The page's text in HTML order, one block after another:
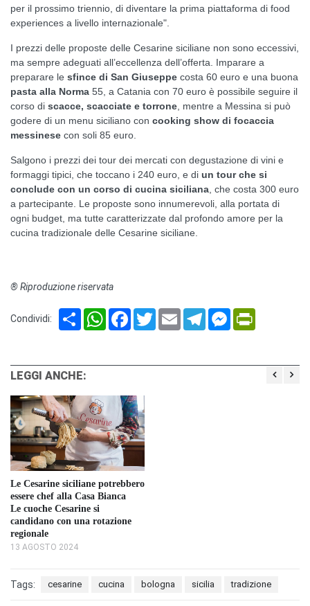
per il prossimo triennio, di diventare la prima piattaforma di food
experiences a livello internazionale".
I prezzi delle proposte delle Cesarine siciliane non sono eccessivi,
ma sempre adeguati all’eccellenza dell’offerta. Imparare a
preparare le sfince di San Giuseppe costa 60 euro e una buona
pasta alla Norma 55, a Catania con 70 euro è possibile seguire il
corso di scacce, scacciate e torrone , mentre a Messina si può
godere di un menu siciliano con cooking show di focaccia
messinese con soli 85 euro.
Salgono i prezzi dei tour dei mercati con degustazione di vini e
formaggi tipici, che toccano i 240 euro, e di un tour che si
conclude con un corso di cucina siciliana , che costa 300 euro
a partecipante. Le proposte sono innumerevoli, alla portata di
ogni budget, ma tutte caratterizzate dal profondo amore per la
cucina tradizionale delle Cesarine siciliane.
® Riproduzione riservata
Condividi: Share WhatsAppFacebook
TwitterEmail TelegramMessenger
LEGGI ANCHE:
Le Cesarine siciliane potrebbero
essere chef alla Casa Bianca
Le cuoche Cesarine si
candidano con una rotazione
regionale
13 AGOSTO 2024
Tags: cesarine cucina bologna sicilia tradizione